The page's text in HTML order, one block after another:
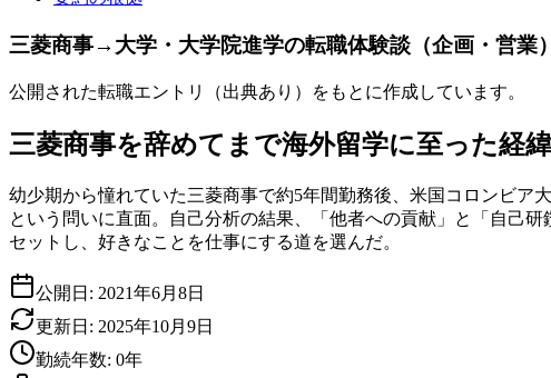
三菱商事→大学・大学院進学の転職体験談（企画・営業
公開された転職エントリ（出典あり）をもとに作成しています。
三菱商事を辞めてまで海外留学に至った経
幼少期から憧れていた三菱商事で約5年間勤務後、米国コロンビア
という問いに直面。自己分析の結果、「他者への貢献」と「自己
セットし、好きなことを仕事にする道を選んだ。
公開日: 2021年6月8日
更新日: 2025年10月9日
勤続年数: 0年